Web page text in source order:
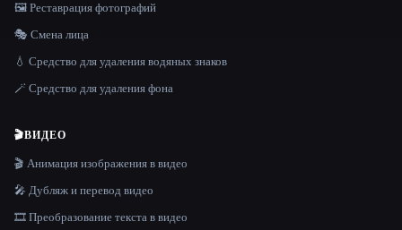
🖼️ Реставрация фотографий
🎭 Смена лица
💧 Средство для удаления водяных знаков
🪄 Средство для удаления фона
🎬ВИДЕО
🎬 Анимация изображения в видео
🎤 Дубляж и перевод видео
🎞️ Преобразование текста в видео